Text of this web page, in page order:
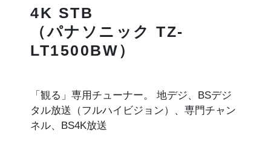
4K STB
（パナソニック TZ-
LT1500BW）
「観る」専用チューナー。 地デジ、BSデジ
タル放送（フルハイビジョン）、専門チャン
ネル、BS4K放送